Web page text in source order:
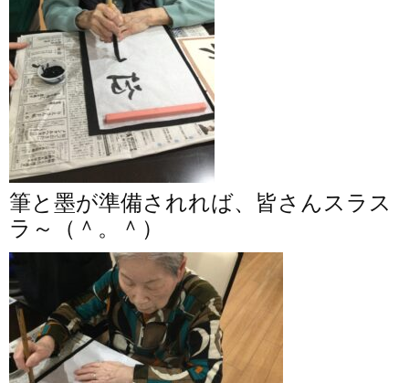
筆と墨が準備されれば、皆さんスラス
ラ～（＾。＾）